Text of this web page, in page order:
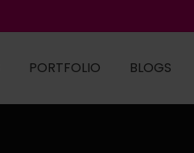
PORTFOLIO BLOGS